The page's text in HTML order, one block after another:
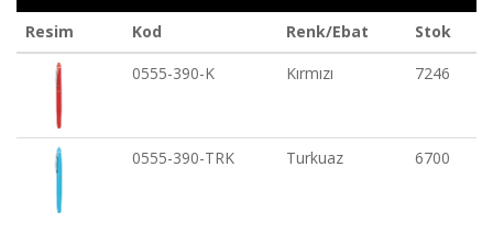
Resim Kod Renk/Ebat
Stok
0555-390-K
Kırmızı 7246
0555-390-TRK Turkuaz 6700